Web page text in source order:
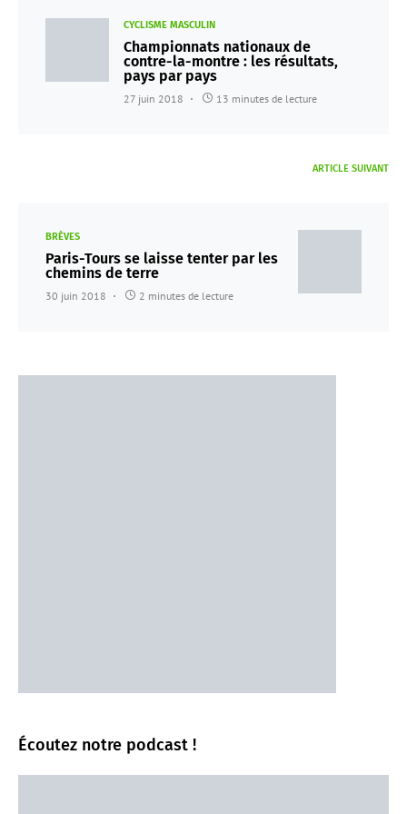
CYCLISME MASCULIN
Championnats nationaux de
contre-la-montre : les résultats,
pays par pays
27 juin 2018 13 minutes de lecture
ARTICLE SUIVANT
BRÈVES
Paris-Tours se laisse tenter par les
chemins de terre
30 juin 2018 2 minutes de lecture
Écoutez notre podcast !